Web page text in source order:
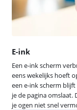
E-ink
Een e-ink scherm
eens wekelijks hoeft
een e-ink scherm
je de pagina omslaat.
je ogen niet snel